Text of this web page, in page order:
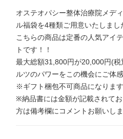
オステオパシー整体治療院メデ
ル福袋を4種類ご用意いたしまし
こちらの商品は定番の人気アイ
トです！！
最大総額31,800円が20,000円(
ルツのパワーをこの機会にご体
※ギフト梱包不可商品になります
※納品書には金額が記載されて
方は備考欄にコメントお願いしま